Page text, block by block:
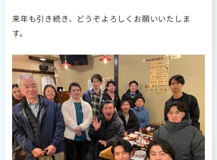
来年も引き続き、どうぞよろしくお願いいたしま
す。